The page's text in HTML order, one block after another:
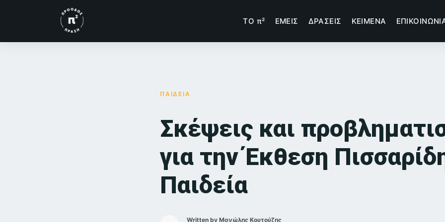
TΟ π² ΕΜΕΙΣ ΔΡΑΣΕΙΣ ΚΕΙΜΕΝΑ
ΠΑΙΔΕΙΑ
Σκέψεις και
για την Έκθεση
Παιδεία
Written by Μανώλης Κουτούζης